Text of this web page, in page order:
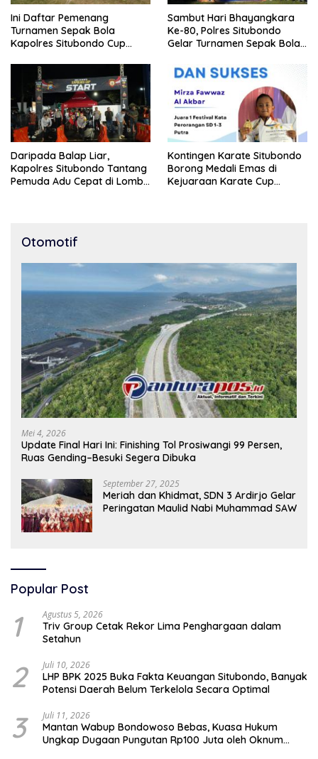
Ini Daftar Pemenang
Turnamen Sepak Bola
Kapolres Situbondo Cup
10 Tahun
Sambut Hari Bhayangkara
Ke-80, Polres Situbondo
Gelar Turnamen Sepak Bola
Daripada Balap Liar,
Kapolres Situbondo Tantang
Pemuda Adu Cepat di Lomba
Kontingen Karate Situbondo
Borong Medali Emas di
Kejuaraan Karate Cup
Otomotif
Mei 4, 2026
Update Final Hari Ini: Finishing Tol Prosiwangi 99 Persen,
Ruas Gending–Besuki Segera Dibuka
September 27, 2025
Meriah dan Khidmat, SDN 3 Ardirjo Gelar
Peringatan Maulid Nabi Muhammad SAW
Popular Post
1 Agustus 5, 2026
Triv Group Cetak Rekor Lima Penghargaan dalam
Setahun
2 Juli 10, 2026
LHP BPK 2025 Buka Fakta Keuangan Situbondo, Banyak
Potensi Daerah Belum Terkelola Secara Optimal
3 Juli 11, 2026
Mantan Wabup Bondowoso Bebas, Kuasa Hukum
Ungkap Dugaan Pungutan Rp100 Juta oleh Oknum